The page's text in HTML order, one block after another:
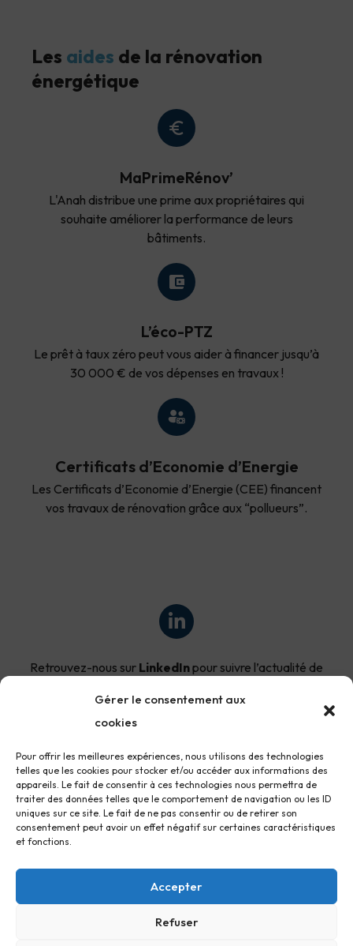
Gérer le consentement aux
cookies
Pour offrir les meilleures expériences, nous utilisons des technologies
telles que les cookies pour stocker et/ou accéder aux informations des
appareils. Le fait de consentir à ces technologies nous permettra de
traiter des données telles que le comportement de navigation ou les ID
uniques sur ce site. Le fait de ne pas consentir ou de retirer son
consentement peut avoir un effet négatif sur certaines caractéristiques
et fonctions.
Accepter
Refuser
Les aides de la rénovation
énergétique
MaPrimeRénov’
L'Anah distribue une prime aux propriétaires qui
souhaite améliorer la performance de leurs
bâtiments.
L’éco-PTZ
Le prêt à taux zéro peut vous aider à financer jusqu’à
30 000 € de vos dépenses en travaux !
Certificats d’Economie d’Energie
Les Certificats d’Economie d’Energie (CEE) financent
vos travaux de rénovation grâce aux “pollueurs”.
Retrouvez-nous sur LinkedInpour suivre l’actualité de
CLIMATGO
45 Allée du Mens, 69100 Villeurbanne
contact@climatgo.fr
Mentions légales